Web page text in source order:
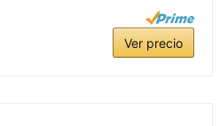
Ver precio